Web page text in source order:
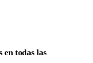
en todas las